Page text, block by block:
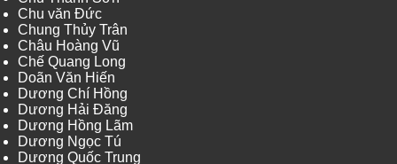
Chu văn Đức
Chung Thủy Trân
Châu Hoàng Vũ
Chế Quang Long
Doãn Văn Hiến
Dương Chí Hồng
Dương Hải Đăng
Dương Hồng Lãm
Dương Ngọc Tú
Dương Quốc Trung